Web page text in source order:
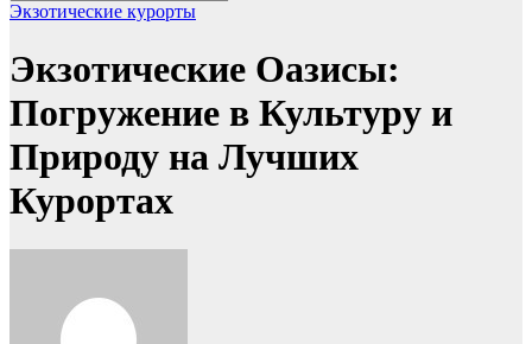
Экзотические курорты
Экзотические Оазисы:
Погружение в Культуру и
Природу на Лучших
Курортах